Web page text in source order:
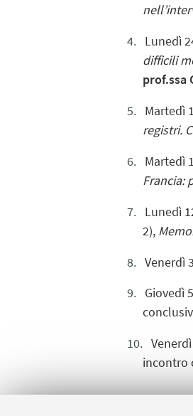
Lunedì
difficili
prof.ssa
Martedì
registri.
Martedì
Francia:
Lunedì
2),
Venerdì
Giovedì
incontro